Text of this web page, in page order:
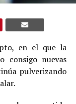
en el que la
consigo nuevas
pulverizando